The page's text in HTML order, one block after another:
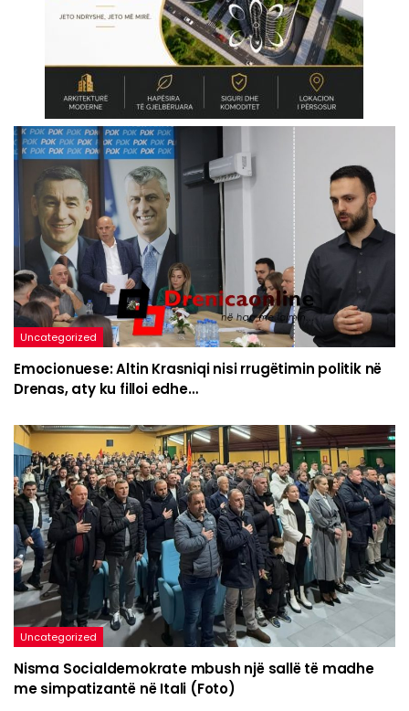
Uncategorized
Emocionuese: Altin Krasniqi nisi rrugëtimin politik në
Drenas, aty ku filloi edhe…
Uncategorized
Nisma Socialdemokrate mbush një sallë të madhe
me simpatizantë në Itali (Foto)